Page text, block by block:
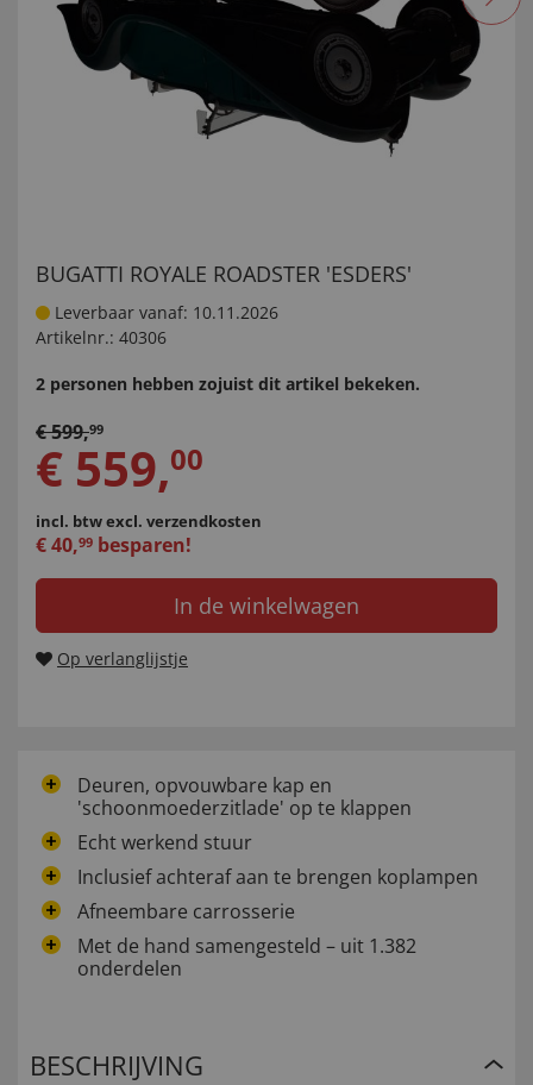
BUGATTI ROYALE ROADSTER 'ESDERS'
Leverbaar vanaf: 10.11.2026
Artikelnr.: 40306
2 personen hebben zojuist dit artikel bekeken.
€599,99
€ 559,00
incl. btwexcl. verzendkosten
€40,99 besparen!
In de winkelwagen
Op verlanglijstje
Deuren, opvouwbare kap en
'schoonmoederzitlade' op te klappen
Echt werkend stuur
Inclusief achteraf aan te brengen koplampen
Afneembare carrosserie
Met de hand samengesteld – uit 1.382
onderdelen
BESCHRIJVING